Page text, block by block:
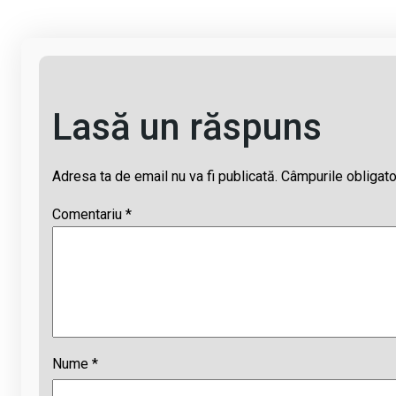
Lasă un răspuns
Adresa ta de email nu va fi publicată. Câmpurile
Comentariu *
Nume *